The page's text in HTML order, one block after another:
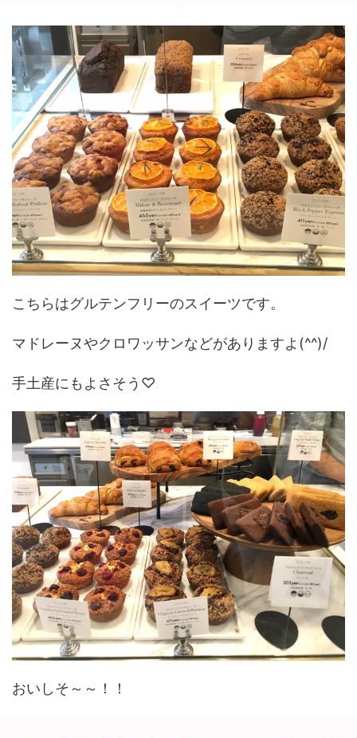
こちらはグルテンフリーのスイーツです。
マドレーヌやクロワッサンなどがありますよ(^^)/
手土産にもよさそう♡
おいしそ～～！！